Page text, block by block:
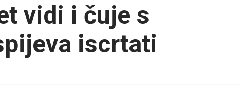
vidi i čuje s
iscrtati